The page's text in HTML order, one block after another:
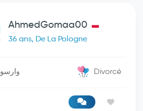
AhmedGomaa00
36 ans, De La Pologne
Pologne / وارسو Divorcé